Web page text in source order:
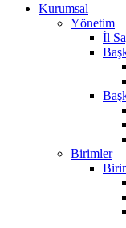
Kurumsal
Yönetim
İl
Birimler